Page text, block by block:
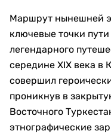
Маршрут нынешней
ключевые точки
легендарного
середине XIX века в
совершил
проникнув в
Восточного
этнографические